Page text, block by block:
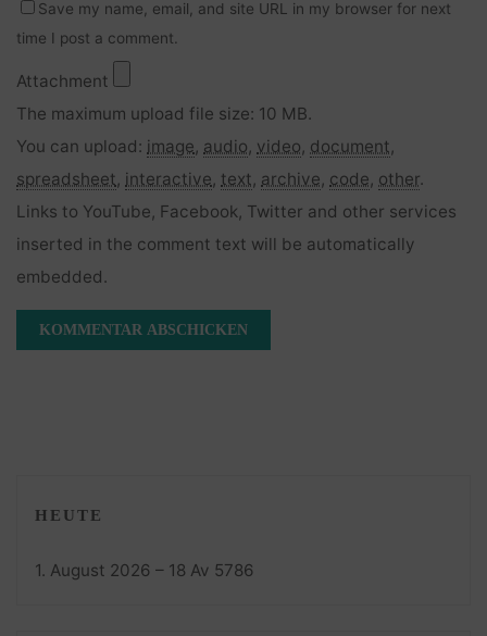
Save my name, email, and site URL in my browser for next
time I post a comment.
Attachment
The maximum upload file size: 10 MB.
You can upload: image, audio, video, document,
spreadsheet, interactive, text, archive, code, other.
Links to YouTube, Facebook, Twitter and other services
inserted in the comment text will be automatically
embedded.
HEUTE
1. August 2026 – 18 Av 5786